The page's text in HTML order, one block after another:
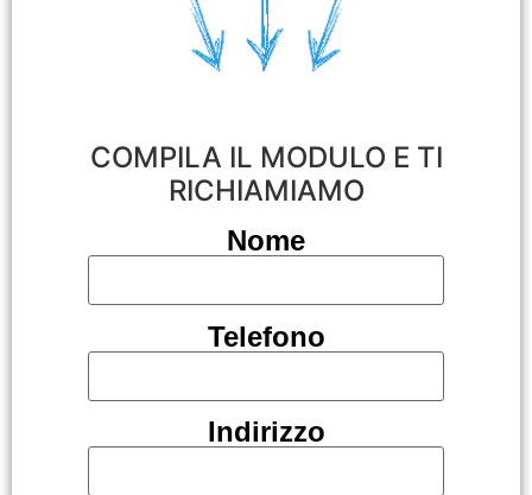
COMPILA IL MODULO E TI
RICHIAMIAMO
Nome
Telefono
Indirizzo